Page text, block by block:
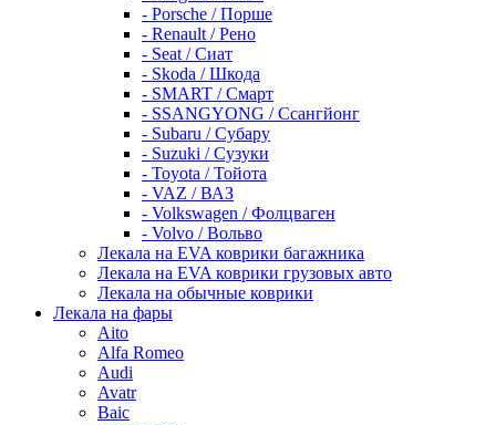
- Porsche / Порше
- Renault / Рено
- Seat / Сиат
- Skoda / Шкода
- SMART / Смарт
- SSANGYONG / Ссангйонг
- Subaru / Субару
- Suzuki / Сузуки
- Toyota / Тойота
- VAZ / ВАЗ
- Volkswagen / Фолцваген
- Volvo / Вольво
Лекала на EVA коврики багажника
Лекала на EVA коврики грузовых авто
Лекала на обычные коврики
Лекала на фары
Aito
Alfa Romeo
Audi
Avatr
Baic